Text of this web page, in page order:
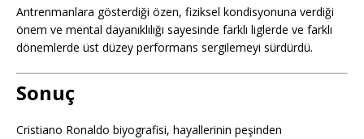
Antrenmanlara gösterdiği özen, fiziksel kondisyonuna verdiği
önem ve mental dayanıklılığı sayesinde farklı liglerde ve farklı
dönemlerde üst düzey performans sergilemeyi sürdürdü.
Sonuç
Cristiano Ronaldo biyografisi, hayallerinin peşinden